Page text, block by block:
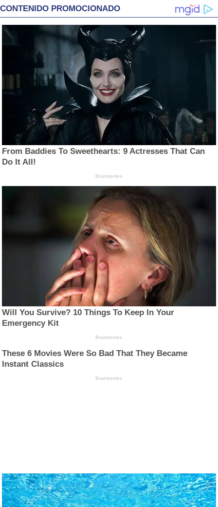
CONTENIDO PROMOCIONADO
From Baddies To Sweethearts: 9 Actresses That Can
Do It All!
Brainberries
Will You Survive? 10 Things To Keep In Your
Emergency Kit
Brainberries
These 6 Movies Were So Bad That They Became
Instant Classics
Brainberries